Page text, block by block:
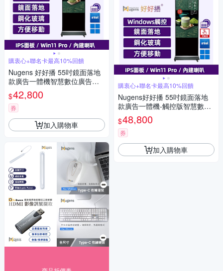
購衷心+聯名卡最高10%回饋
Nugens 好好播 55吋鏡面落地
款廣告一體機智慧數位廣告看
板電子海報
$42,800
券
加入購物車
購衷心+聯名卡最高10%回饋
Nugens好好播 55吋鏡面落地
款廣告一體機-觸控版智慧數位
廣告看板電子海報
$48,800
券
加入購物車